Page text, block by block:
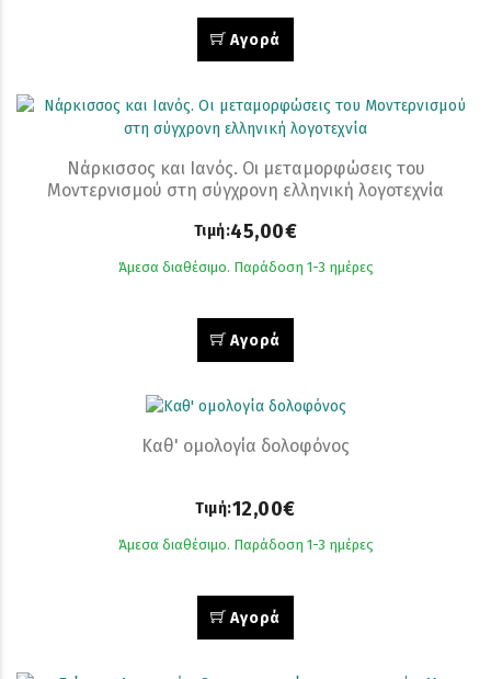
Αγορά
Νάρκισσος και Ιανός. Οι μεταμορφώσεις του
Μοντερνισμού στη σύγχρονη ελληνική λογοτεχνία
Τιμή:45,00€
Άμεσα διαθέσιμο. Παράδοση 1-3 ημέρες
Αγορά
Καθ' ομολογία δολοφόνος
Τιμή:12,00€
Άμεσα διαθέσιμο. Παράδοση 1-3 ημέρες
Αγορά